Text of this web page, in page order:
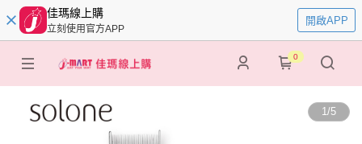
佳瑪線上購
立刻使用官方APP
開啟APP
0
1/5